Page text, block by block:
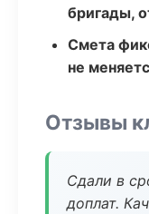
бригады,
Смета
не
Отзывы
Сдали в
доплат.